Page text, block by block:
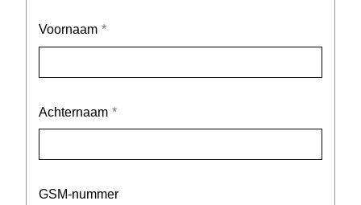
Voornaam
Achternaam
GSM-nummer